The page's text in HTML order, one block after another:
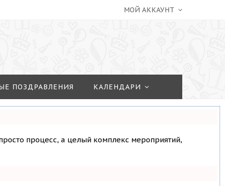
МОЙ АККАУНТ
ПОЗДРАВЛЕНИЯ КАЛЕНДАРИ
процесс, а целый комплекс мероприятий,